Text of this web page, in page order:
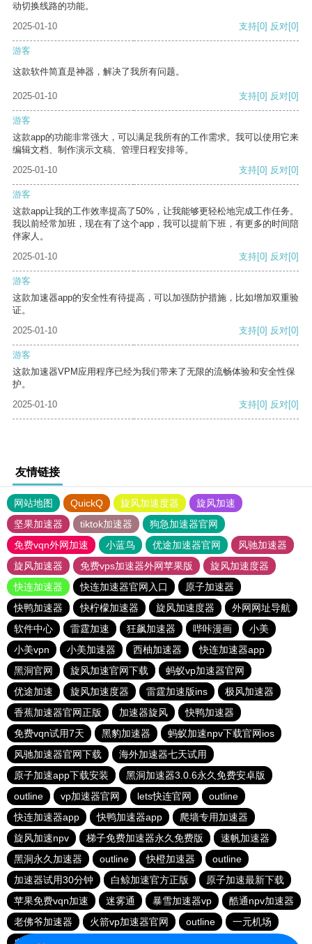
动切换线路的功能。
2025-01-10
支持[0] 反对[0]
游客
这款软件简直是神器，解决了我所有问题。
2025-01-10 支持[0] 反对[0]
游客
这款app的功能非常强大，可以满足我所有的工作需求。我可以使用它来
编辑文档、制作演示文稿、管理日程安排等。
2025-01-10
支持[0] 反对[0]
游客
这款app让我的工作效率提高了50%，让我能够更轻松地完成工作任务。
我以前经常加班，现在有了这个app，我可以提前下班，有更多的时间陪
伴家人。
2025-01-10
支持[0] 反对[0]
游客
这款加速器app的安全性有待提高，可以加强防护措施，比如增加双重验
证。
2025-01-10
支持[0] 反对[0]
游客
这款加速器VPM应用程序已经为我们带来了无限的流畅体验和安全性保
护。
2025-01-10
支持[0] 反对[0]
友情链接
网站地图 QuickQ 旋风加速度器
旋风加速
坚果加速器
tiktok加速器
狗急加速器官网
免费vqn外网加速
小蓝鸟 优途加速器官网
风驰加速器
旋风加速器
免费vps加速器外网苹果版
旋风加速度器
快连加速器
快连加速器官网入口
原子加速器
快鸭加速器
快柠檬加速器 旋风加速度器
外网网址导航
软件中心
雷霆加速 狂飙加速器 哔咔漫画
小美
小美vpn
小美加速器 西柚加速器
快连加速器app
黑洞官网
旋风加速官网下载
蚂蚁vp加速器官网
优途加速
旋风加速度器 雷霆加速版ins
极风加速器
香蕉加速器官网正版
加速器旋风
快鸭加速器
免费vqn试用7天
黑豹加速器
蚂蚁加速npv下载官网ios
风驰加速器官网下载
海外加速器七天试用
原子加速app下载安装
黑洞加速器3.0.6永久免费安卓版
outline
vp加速器官网 lets快连官网
outline
快连加速器app
快鸭加速器app
爬墙专用加速器
旋风加速npv
梯子免费加速器永久免费版
速帆加速器
黑洞永久加速器
outline 快橙加速器
outline
加速器试用30分钟
白鲸加速官方正版
原子加速最新下载
苹果免费vqn加速
迷雾通 暴雪加速器vp
酷通npv加速器
老佛爷加速器
火箭vp加速器官网 outline
一元机场